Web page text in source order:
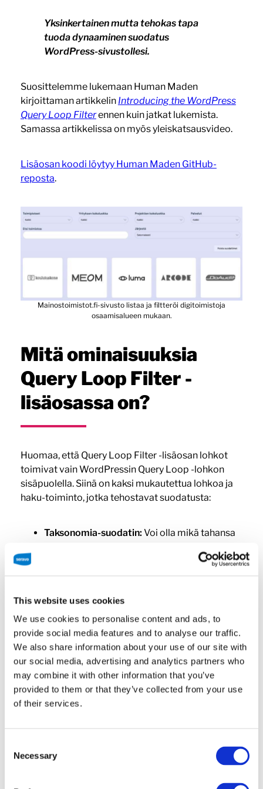
This website uses cookies
We use cookies to personalise content and ads, to
provide social media features and to analyse our traffic.
We also share information about your use of our site with
our social media, advertising and analytics partners who
may combine it with other information that you’ve
provided to them or that they’ve collected from your use
of their services.
Selection
Necessary
Yksinkertainen mutta tehokas tapa
tuoda dynaaminen suodatus
WordPress-sivustollesi.
Suosittelemme lukemaan Human Maden
kirjoittaman artikkelin Introducing the WordPress
Query Loop Filterennen kuin jatkat lukemista.
Samassa artikkelissa on myös yleiskatsausvideo.
Lisäosan koodi löytyy Human Maden GitHub-
reposta.
Mainostoimistot.fi-sivusto listaa ja filtteröi digitoimistoja
osaamisalueen mukaan.
Mitä ominaisuuksia
Query Loop Filter -
lisäosassa on?
Huomaa, että Query Loop Filter -lisäosan lohkot
toimivat vain WordPressin Query Loop -lohkon
sisäpuolella. Siinä on kaksi mukautettua lohkoa ja
haku-toiminto, jotka tehostavat suodatusta:
Taksonomia-suodatin: Voi olla mikä tahansa
Voi olla mikä tahansa
lohkon samaan Query Loop -lohkoon, haku
suodattaa tulokset automaattisesti ilman
sivun uudelleenlatausta.